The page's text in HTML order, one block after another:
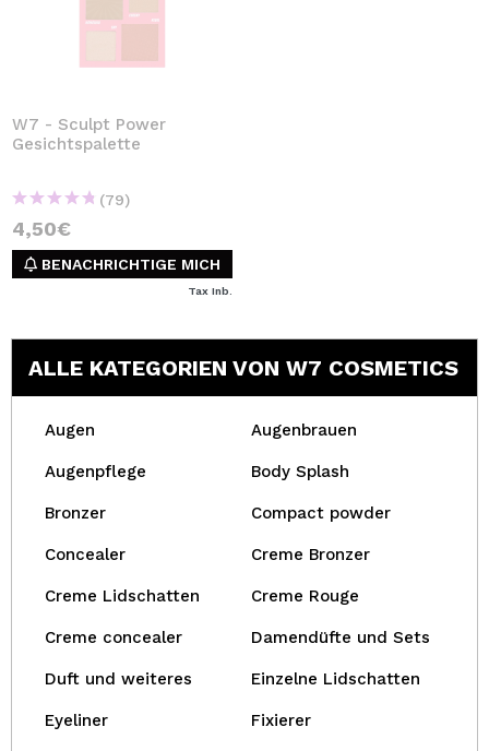
W7 - Sculpt Power
Gesichtspalette
(79)
4,50€
BENACHRICHTIGE MICH
Tax Inb.
ALLE KATEGORIEN VON W7 COSMETICS
Augen Augenbrauen
Augenpflege Body Splash
Bronzer Compact powder
Concealer Creme Bronzer
Creme Lidschatten Creme Rouge
Creme concealer Damendüfte und Sets
Duft und weiteres Einzelne Lidschatten
Eyeliner Fixierer